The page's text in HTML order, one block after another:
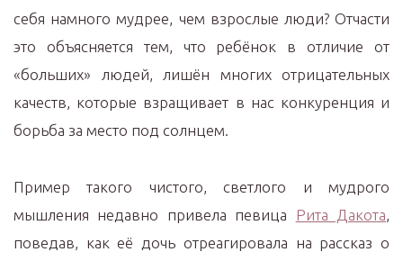
себя намного мудрее, чем взрослые люди? Отчасти
это объясняется тем, что ребёнок в отличие от
«больших» людей, лишён многих отрицательных
качеств, которые взращивает в нас конкуренция и
борьба за место под солнцем.
Пример такого чистого, светлого и мудрого
мышления недавно привела певица Рита Дакота,
поведав, как её дочь отреагировала на рассказ о